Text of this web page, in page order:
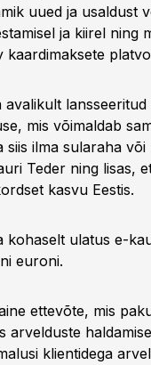
uued ja usaldust
ja kiirel ning
kaardimaksete
avalikult
mis võimaldab
siis ilma sularaha
Teder ning lisas,
kasvu Eestis.
kohaselt ulatus e-
euroni.
ettevõte, mis
arvelduste
klientidega